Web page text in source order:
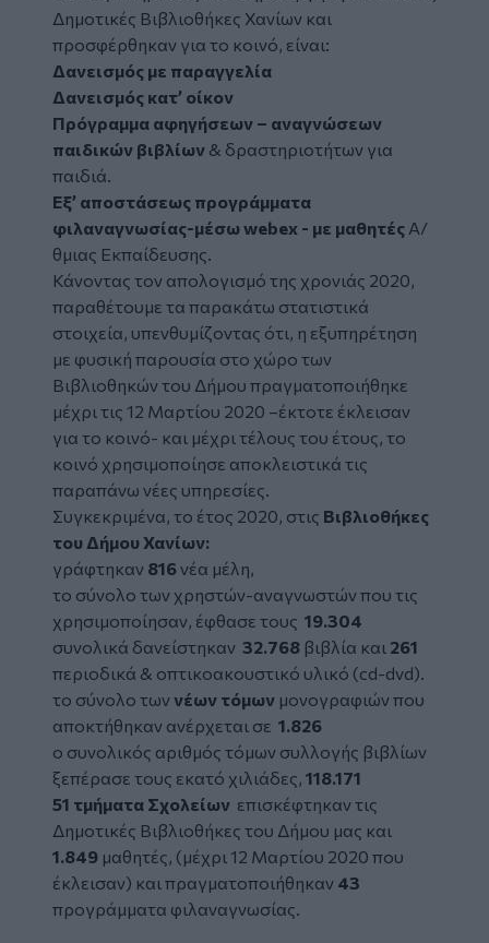
Δημοτικές Βιβλιοθήκες Χανίων και
προσφέρθηκαν για το κοινό, είναι:
Δανεισμός με παραγγελία
Δανεισμός κατ’ οίκον
Πρόγραμμα αφηγήσεων – αναγνώσεων
παιδικών βιβλίων & δραστηριοτήτων για
παιδιά.
Εξ’ αποστάσεως προγράμματα
φιλαναγνωσίας-μέσω webex - με μαθητές Α/
θμιας Εκπαίδευσης.
Κάνοντας τον απολογισμό της χρονιάς 2020,
παραθέτουμε τα παρακάτω στατιστικά
στοιχεία, υπενθυμίζοντας ότι, η εξυπηρέτηση
με φυσική παρουσία στο χώρο των
Βιβλιοθηκών του Δήμου πραγματοποιήθηκε
μέχρι τις 12 Μαρτίου 2020 –έκτοτε έκλεισαν
για το κοινό- και μέχρι τέλους του έτους, το
κοινό χρησιμοποίησε αποκλειστικά τις
παραπάνω νέες υπηρεσίες.
Συγκεκριμένα, το έτος 2020, στις Βιβλιοθήκες
του Δήμου Χανίων:
γράφτηκαν 816νέα μέλη,
το σύνολο των χρηστών-αναγνωστών που τις
χρησιμοποίησαν, έφθασε τους 19.304
συνολικά δανείστηκαν 32.768 βιβλία και 261
περιοδικά & οπτικοακουστικό υλικό (cd-dvd).
τo σύνολο των νέων τόμων μονογραφιών που
αποκτήθηκαν ανέρχεται σε 1.826
ο συνολικός αριθμός τόμων συλλογής βιβλίων
ξεπέρασε τους εκατό χιλιάδες, 118.171
51 τμήματα Σχολείων επισκέφτηκαν τις
Δημοτικές Βιβλιοθήκες του Δήμου μας και
1.849 μαθητές, (μέχρι 12 Μαρτίου 2020 που
έκλεισαν) και πραγματοποιήθηκαν 43
προγράμματα φιλαναγνωσίας.